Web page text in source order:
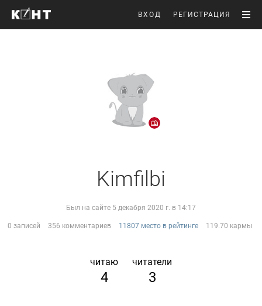
ВХОД РЕГИСТРАЦИЯ
Kimfilbi
Был на сайте 5 декабря 2020 г. в 14:17
0 записей 356 комментариев 11807 место в рейтинге 119.70 кармы
читаю
4
читатели
3